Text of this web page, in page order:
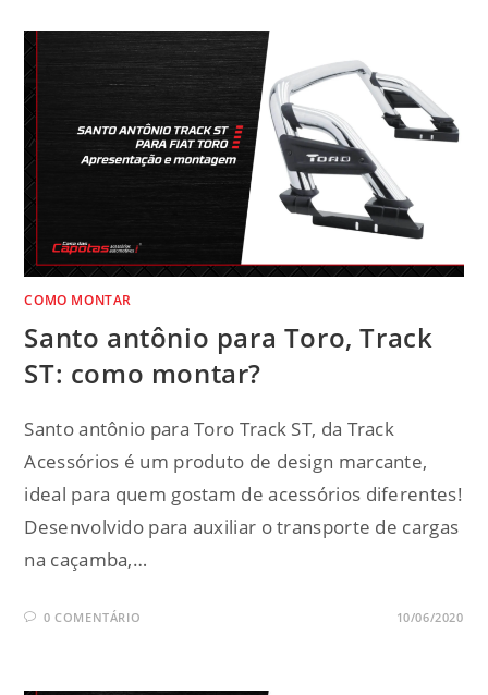
COMO MONTAR
Santo antônio para Toro, Track
ST: como montar?
Santo antônio para Toro Track ST, da Track
Acessórios é um produto de design marcante,
ideal para quem gostam de acessórios diferentes!
Desenvolvido para auxiliar o transporte de cargas
na caçamba,…
0 COMENTÁRIO 10/06/2020